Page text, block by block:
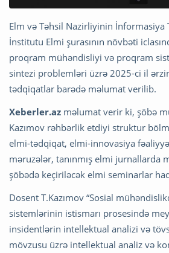
Elm və Təhsil Nazirliyinin İnformasiya
İnstitutu Elmi şurasının növbəti
proqram mühəndisliyi və proqram
sintezi problemləri üzrə 2025-ci il
tədqiqatlar barədə məlumat verilib.
Xeberler.az məlumat verir ki, şöbə
Kazımov rəhbərlik etdiyi struktur
elmi-tədqiqat, elmi-innovasiya
məruzələr, tanınmış elmi jurnallarda
şöbədə keçiriləcək elmi seminarlar
Dosent T.Kazımov “Sosial
sistemlərinin istismarı prosesində
insidentlərin intellektual analizi və
mövzusu üzrə intellektual analiz və